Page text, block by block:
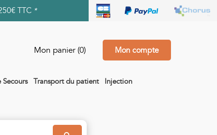
TTC *
Mon panier (0) Mon compte
Secours Transport du patient Injection